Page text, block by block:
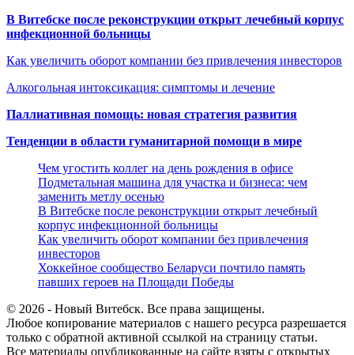
В Витебске после реконструкции открыт лечебный корпус
инфекционной больницы
Как увеличить оборот компании без привлечения инвесторов
Алкогольная интоксикация: симптомы и лечение
Паллиативная помощь: новая стратегия развития
Тенденции в области гуманитарной помощи в мире
Чем угостить коллег на день рождения в офисе
Подметальная машина для участка и бизнеса: чем
заменить метлу осенью
В Витебске после реконструкции открыт лечебный
корпус инфекционной больницы
Как увеличить оборот компании без привлечения
инвесторов
Хоккейное сообщество Беларуси почтило память
павших героев на Площади Победы
© 2026 - Новый Витебск. Все права защищены.
Любое копирование материалов с нашего ресурса разрешается
только с обратной активной ссылкой на страницу статьи.
Все материалы опубликованные на сайте взяты с открытых